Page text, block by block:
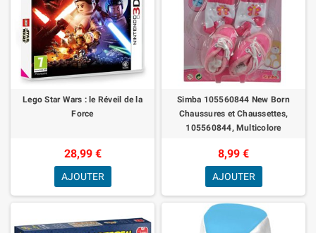
Lego Star Wars : le Réveil de la
Force
28,99 €
AJOUTER
Simba 105560844 New Born
Chaussures et Chaussettes,
105560844, Multicolore
8,99 €
AJOUTER